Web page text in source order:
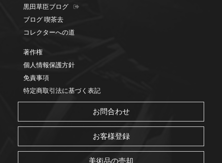
黒田草臣ブログ
ブログ 喫茶去
コレクターへの道
著作権
個人情報保護方針
免責事項
特定商取引法に基づく表記
お問合わせ
お客様登録
美術品の売却